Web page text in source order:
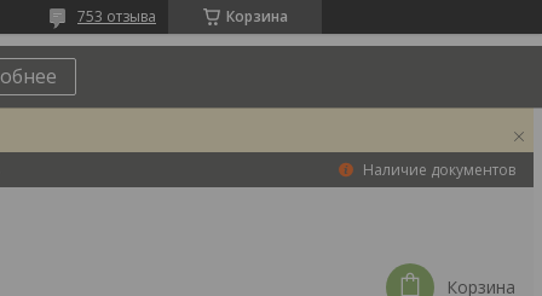
Корзина
753 отзыва
Наличие документов
Корзина